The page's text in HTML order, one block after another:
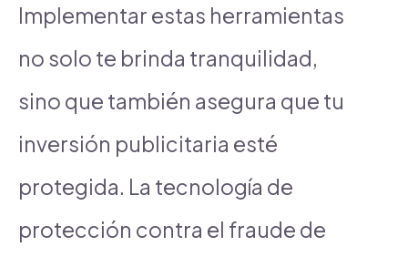
Implementar estas herramientas
no solo te brinda tranquilidad,
sino que también asegura que tu
inversión publicitaria esté
protegida. La tecnología de
protección contra el fraude de